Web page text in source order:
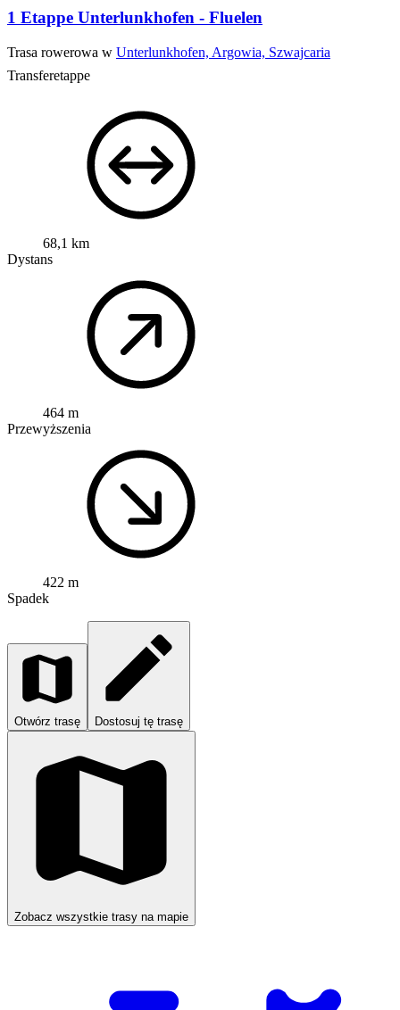
1 Etappe Unterlunkhofen - Fluelen
Trasa rowerowa w Unterlunkhofen, Argowia, Szwajcaria
Transferetappe
68,1 km
Dystans
464 m
Przewyższenia
422 m
Spadek
Otwórz trasę Dostosuj tę trasę
Zobacz wszystkie trasy na mapie